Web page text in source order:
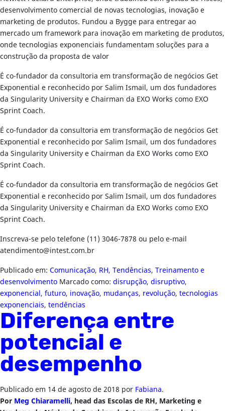
desenvolvimento comercial de novas tecnologias, inovação e
marketing de produtos. Fundou a Bygge para entregar ao
mercado um framework para inovação em marketing de produtos,
onde tecnologias exponenciais fundamentam soluções para a
construção da proposta de valor
É co-fundador da consultoria em transformação de negócios Get
Exponential e reconhecido por Salim Ismail, um dos fundadores
da Singularity University e Chairman da EXO Works como EXO
Sprint Coach.
É co-fundador da consultoria em transformação de negócios Get
Exponential e reconhecido por Salim Ismail, um dos fundadores
da Singularity University e Chairman da EXO Works como EXO
Sprint Coach.
É co-fundador da consultoria em transformação de negócios Get
Exponential e reconhecido por Salim Ismail, um dos fundadores
da Singularity University e Chairman da EXO Works como EXO
Sprint Coach.
Inscreva-se pelo telefone (11) 3046-7878 ou pelo e-mail
atendimento@intest.com.br
Publicado em: Comunicação, RH, Tendências, Treinamento e
desenvolvimento Marcado como: disrupção, disruptivo,
exponencial, futuro, inovação, mudanças, revolução, tecnologias
exponenciais, tendências
Diferença entre
potencial e
desempenho
Publicado em 14 de agosto de 2018 por Fabiana.
Por Meg Chiaramelli, head das Escolas de RH, Marketing e